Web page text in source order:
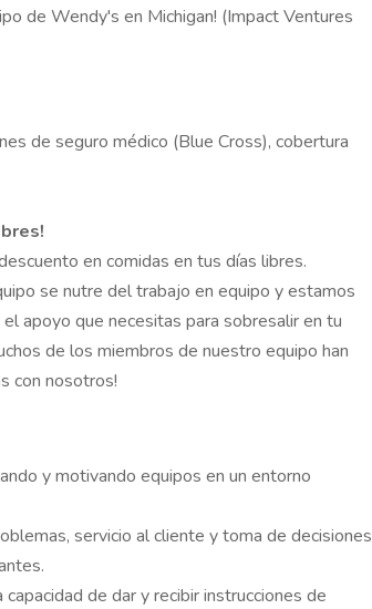
de Wendy's en Michigan! (Impact Ventures
de seguro médico (Blue Cross), cobertura
en comidas en tus días libres.
se nutre del trabajo en equipo y estamos
apoyo que necesitas para sobresalir en tu
de los miembros de nuestro equipo han
con nosotros!
y motivando equipos en un entorno
servicio al cliente y toma de
de dar y recibir instrucciones de